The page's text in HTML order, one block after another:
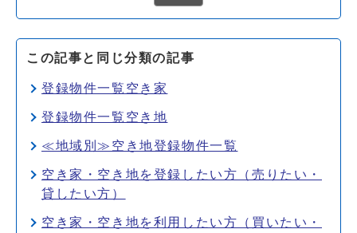
この記事と同じ分類の記事
登録物件一覧空き家
登録物件一覧空き地
≪地域別≫空き地登録物件一覧
空き家・空き地を登録したい方（売りたい・
貸したい方）
空き家・空き地を利用したい方（買いたい・